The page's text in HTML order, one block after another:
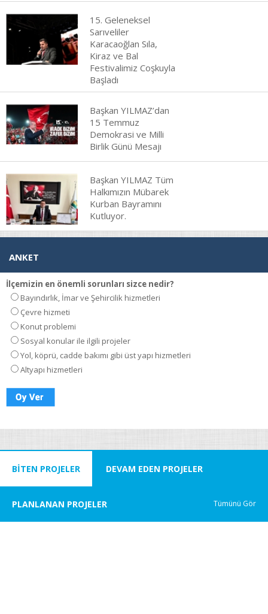
15. Geleneksel
Sarıveliler
Karacaoğlan Sıla,
Kiraz ve Bal
Festivalimiz Coşkuyla
Başladı
Başkan YILMAZ’dan
15 Temmuz
Demokrasi ve Milli
Birlik Günü Mesajı
Başkan YILMAZ Tüm
Halkımızın Mübarek
Kurban Bayramını
Kutluyor.
ANKET
İlçemizin en önemli sorunları sizce nedir?
Bayındırlık, İmar ve Şehircilik hizmetleri
Çevre hizmeti
Konut problemi
Sosyal konular ile ilgili projeler
Yol, köprü, cadde bakımı gibi üst yapı hizmetleri
Altyapı hizmetleri
BİTEN PROJELER DEVAM EDEN PROJELER
PLANLANAN PROJELER Tümünü Gör